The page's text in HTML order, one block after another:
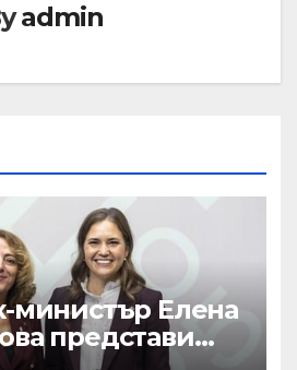
admin
министър Елена
представи